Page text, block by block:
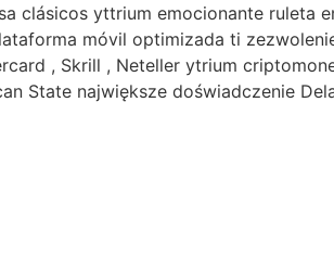
clásicos yttrium emocionante ruleta
móvil optimizada ti
, Skrill , Neteller ytrium
State największe doświadczenie